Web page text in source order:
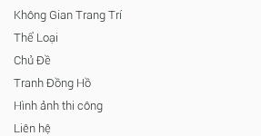
Không Gian Trang Trí
Thể Loại
Chủ Đề
Tranh Đồng Hồ
Hình ảnh thi công
Liên hệ